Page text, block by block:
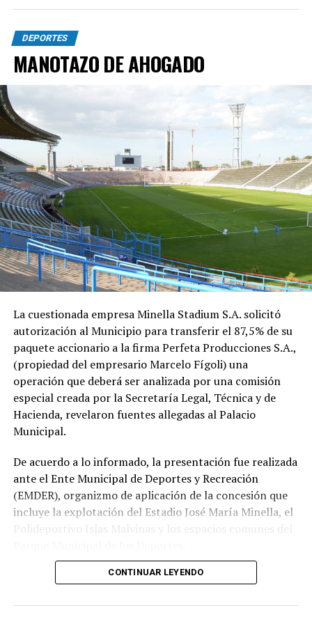
DEPORTES
MANOTAZO DE AHOGADO
La cuestionada empresa Minella Stadium S.A. solicitó
autorización al Municipio para transferir el 87,5% de su
paquete accionario a la firma Perfeta Producciones S.A.,
(propiedad del empresario Marcelo Fígoli) una
operación que deberá ser analizada por una comisión
especial creada por la Secretaría Legal, Técnica y de
Hacienda, revelaron fuentes allegadas al Palacio
Municipal.
De acuerdo a lo informado, la presentación fue realizada
ante el Ente Municipal de Deportes y Recreación
(EMDER), organizmo de aplicación de la concesión que
incluye la explotación del Estadio José María Minella, el
Polideportivo Islas Malvinas y los espacios comunes del
A tal efecto, el secretario Legal, Técnico y de
Comisión ad hoc que tendrá la responsabilidad de
CONTINUAR LEYENDO